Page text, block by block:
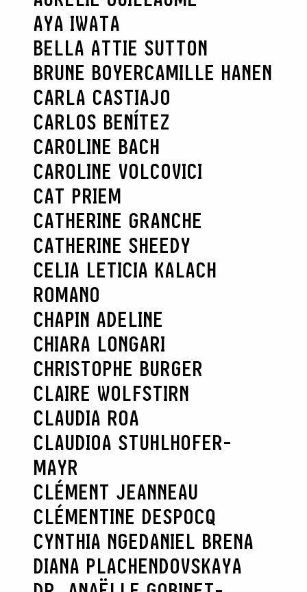
AYA IWATA
BELLA ATTIE SUTTON
BRUNE BOYERCAMILLE HANEN
CARLA CASTIAJO
CARLOS BENÍTEZ
CAROLINE BACH
CAROLINE VOLCOVICI
CAT PRIEM
CATHERINE GRANCHE
CATHERINE SHEEDY
CELIA LETICIA KALACH
ROMANO
CHAPIN ADELINE
CHIARA LONGARI
CHRISTOPHE BURGER
CLAIRE WOLFSTIRN
CLAUDIA ROA
CLAUDIOA STUHLHOFER-
MAYR
CLÉMENT JEANNEAU
CLÉMENTINE DESPOCQ
CYNTHIA NGEDANIEL BRENA
DIANA PLACHENDOVSKAYA